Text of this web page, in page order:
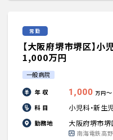
常勤
【大阪府堺市堺区】小
1,000万円
一般病院
年 収 1,000 万円〜
科 目
小児科・新生
勤務地 大阪府堺市堺
南海電鉄高